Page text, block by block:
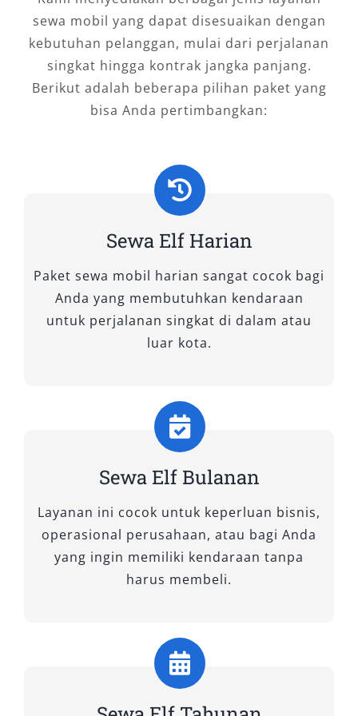
Baik untuk kebutuhan pariwisata, antar
jemput, perjalanan dinas, atau acara keluarga
besar, mobil Elf memberikan kenyamanan dan
efisiensi maksimal.
Tipe Mobil Elf yang Kami
Salsa Wisata memahami bahwa kebutuhan
transportasi setiap pelanggan berbeda,
terutama saat bepergian dalam rombongan.
yang variatif, dengan kapasitas dan fitur yang
disesuaikan untuk kenyamanan perjalanan
Anda. Setiap unit kami rawat secara berkala,
dan siap digunakan untuk berbagai keperluan,
adalah tiga tipe Elf yang kami sewakan dan
1. Elf Long
Tipe ini sangat cocok untuk rombongan besar
yang mengutamakan kenyamanan dan
kapasitas maksimal. Isuzu Elf Long mampu
menampung sekitar 18 hingga 20 penumpang,
Ruang kabin luas, tempat duduk ergonomis,
serta AC yang merata di seluruh bagian
sewa mobil yang dapat disesuaikan dengan
kebutuhan pelanggan, mulai dari perjalanan
singkat hingga kontrak jangka panjang.
Berikut adalah beberapa pilihan paket yang
bisa Anda pertimbangkan:
Sewa Elf Harian
Paket sewa mobil harian sangat cocok bagi
Anda yang membutuhkan kendaraan
untuk perjalanan singkat di dalam atau
luar kota.
Sewa Elf Bulanan
Layanan ini cocok untuk keperluan bisnis,
operasional perusahaan, atau bagi Anda
yang ingin memiliki kendaraan tanpa
harus membeli.